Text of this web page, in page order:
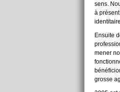
sens.
à
Ensuite
mener
grosse